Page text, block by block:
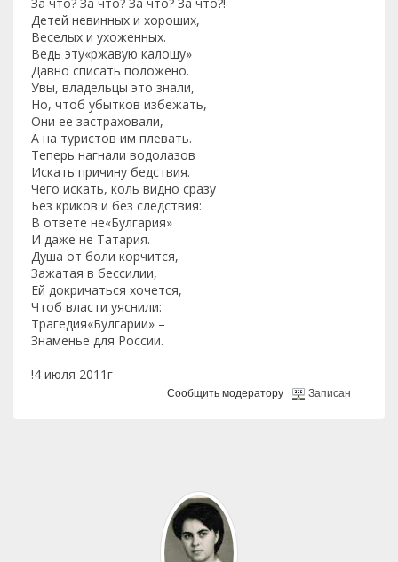
За что? За что? За что? За что?!
Детей невинных и хороших,
Веселых и ухоженных.
Ведь эту«ржавую калошу»
Давно списать положено.
Увы, владельцы это знали,
Но, чтоб убытков избежать,
Они ее застраховали,
А на туристов им плевать.
Теперь нагнали водолазов
Искать причину бедствия.
Чего искать, коль видно сразу
Без криков и без следствия:
В ответе не«Булгария»
И даже не Татария.
Душа от боли корчится,
Зажатая в бессилии,
Ей докричаться хочется,
Чтоб власти уяснили:
Трагедия«Булгарии» –
Знаменье для России.
!4 июля 2011г
Сообщить модератору Записан